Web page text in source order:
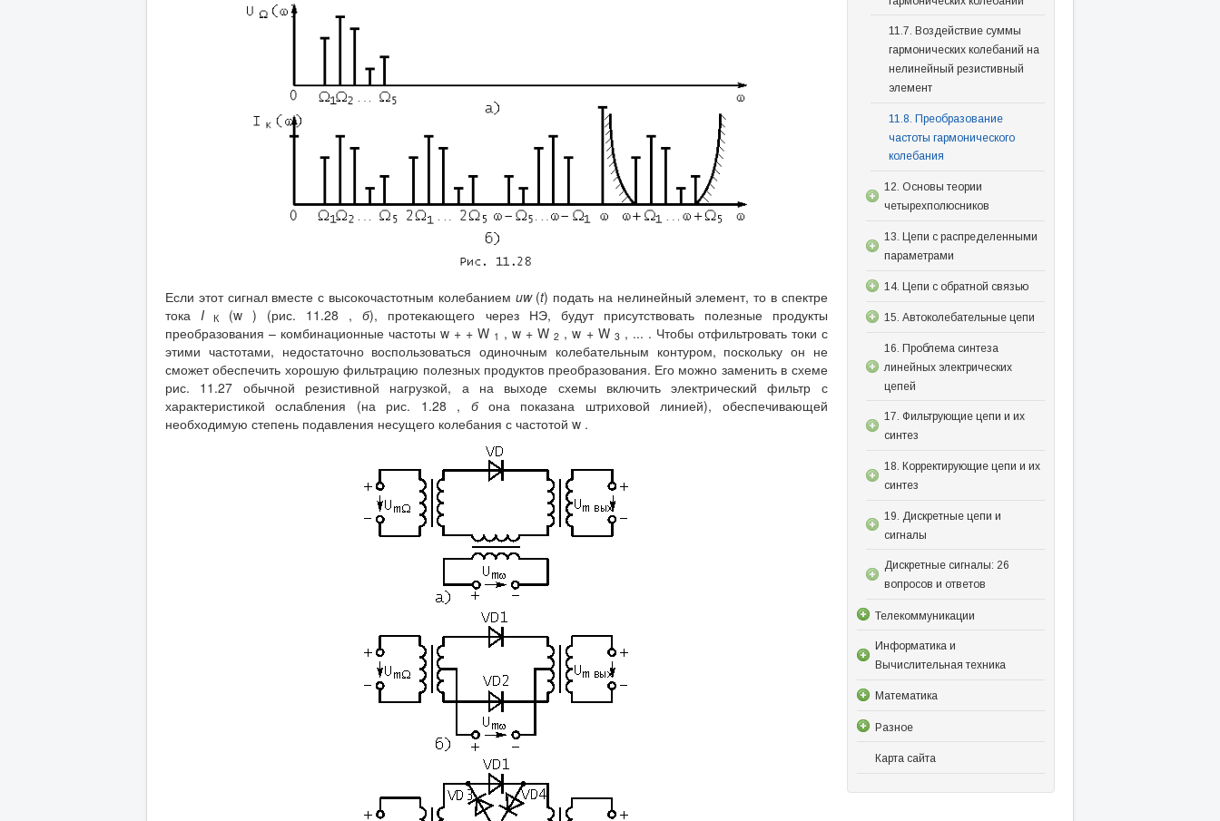
Если этот сигнал вместе с высокочастотным колебанием uw (t) подать на нелинейный элемент, то в спектре
тока I К (w ) (рис. 11.28 ,б), протекающего через НЭ, будут присутствовать полезные продукты
преобразования – комбинационные частоты w + + W 1 , w + W2 , w + W 3 , ... . Чтобы отфильтровать токи с
этими частотами, недостаточно воспользоваться одиночным колебательным контуром, поскольку он не
сможет обеспечить хорошую фильтрацию полезных продуктов преобразования. Его можно заменить в схеме
рис. 11.27 обычной резистивной нагрузкой, а на выходе схемы включить электрический фильтр с
характеристикой ослабления (на рис. 1.28 , бона показана штриховой линией), обеспечивающей
необходимую степень подавления несущего колебания с частотой w .
11.7. Воздействие суммы
гармонических колебаний на
нелинейный резистивный
элемент
11.8. Преобразование
частоты гармонического
колебания
12. Основы теории
четырехполюсников
13. Цепи с распределенными
параметрами
14. Цепи с обратной связью
15. Автоколебательные цепи
16. Проблема синтеза
линейных электрических
цепей
17. Фильтрующие цепи и их
синтез
18. Корректирующие цепи и их
синтез
19. Дискретные цепи и
сигналы
Дискретные сигналы: 26
вопросов и ответов
Телекоммуникации
Информатика и
Вычислительная техника
Математика
Разное
Карта сайта